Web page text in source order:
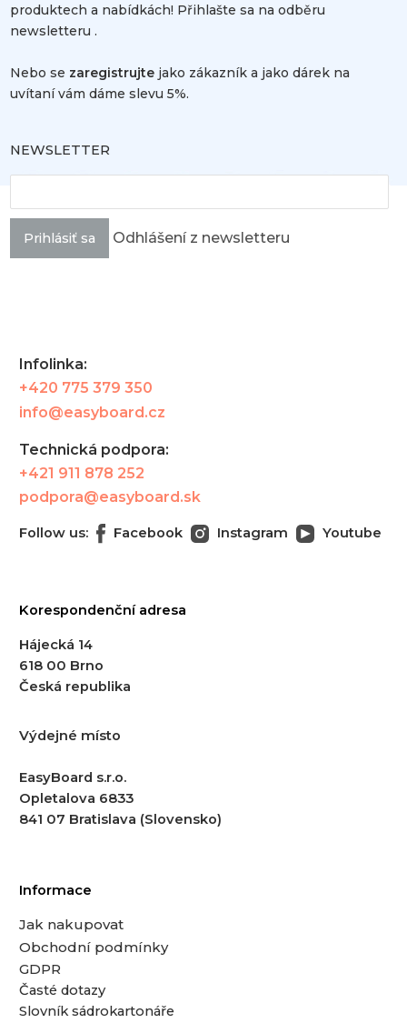
produktech a nabídkách! Přihlašte sa na odběru
newsletteru .
Nebo se zaregistrujte jako zákazník a jako dárek na
uvítaní vám dáme slevu 5%.
NEWSLETTER
Prihlásiť sa Odhlášení z newsletteru
Infolinka:
+420 775 379 350
info@easyboard.cz
Technická podpora:
+421 911 878 252
podpora@easyboard.sk
Follow us: Facebook Instagram Youtube
Korespondenční adresa
Hájecká 14
618 00 Brno
Česká republika
Výdejné místo
EasyBoard s.r.o.
Opletalova 6833
841 07 Bratislava (Slovensko)
Informace
Jak nakupovat
Obchodní podmínky
GDPR
Časté dotazy
Slovník sádrokartonáře